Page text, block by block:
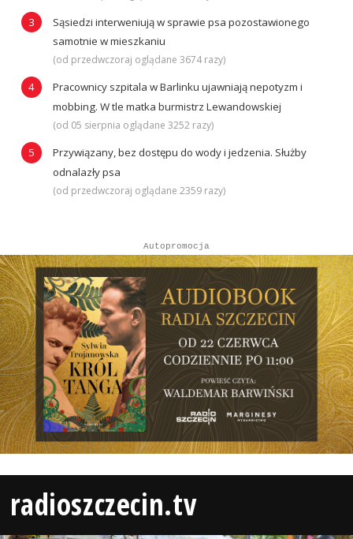
Sąsiedzi interweniują w sprawie psa pozostawionego
samotnie w mieszkaniu
(od przedwczoraj oglądane 3674 razy)
Pracownicy szpitala w Barlinku ujawniają nepotyzm i
mobbing. W tle matka burmistrz Lewandowskiej
(od 05 sierpnia oglądane 3252 razy)
Przywiązany, bez dostępu do wody i jedzenia. Służby
odnalazły psa
(od przedwczoraj oglądane 2359 razy)
Autopromocja
radioszczecin.tv